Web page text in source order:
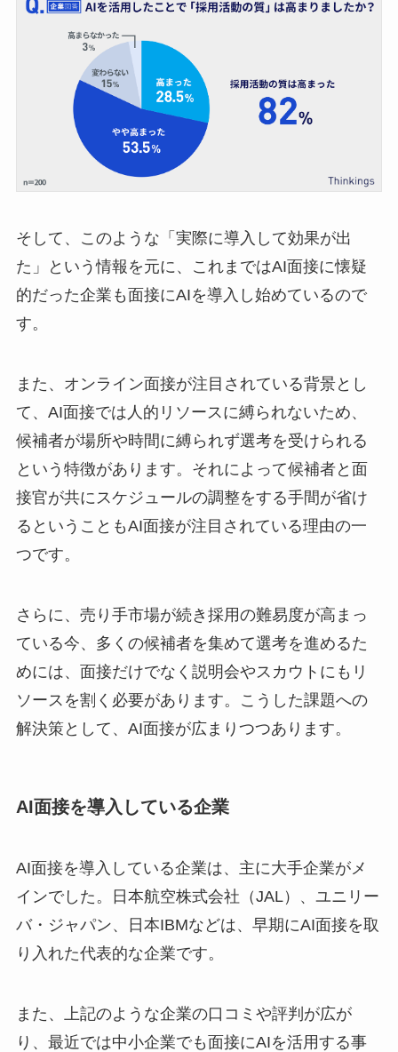
そして、このような「実際に導入して効果が出
た」という情報を元に、これまではAI面接に懐疑
的だった企業も面接にAIを導入し始めているので
す。
また、オンライン面接が注目されている背景とし
て、AI面接では人的リソースに縛られないため、
候補者が場所や時間に縛られず選考を受けられる
という特徴があります。それによって候補者と面
接官が共にスケジュールの調整をする手間が省け
るということもAI面接が注目されている理由の一
つです。
さらに、売り手市場が続き採用の難易度が高まっ
ている今、多くの候補者を集めて選考を進めるた
めには、面接だけでなく説明会やスカウトにもリ
ソースを割く必要があります。こうした課題への
解決策として、AI面接が広まりつつあります。
AI面接を導入している企業
AI面接を導入している企業は、主に大手企業がメ
インでした。日本航空株式会社（JAL）、ユニリー
バ・ジャパン、日本IBMなどは、早期にAI面接を取
り入れた代表的な企業です。
また、上記のような企業の口コミや評判が広が
り、最近では中小企業でも面接にAIを活用する事